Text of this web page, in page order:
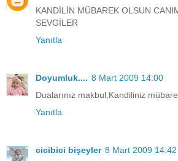
KANDİLİN MÜBAREK OLSUN
SEVGİLER
Yanıtla
Doyumluk.... 8 Mart 2009 14:00
Dualarınız makbul,Kandiliniz
Yanıtla
cicibici bişeyler 8 Mart 2009 14:42